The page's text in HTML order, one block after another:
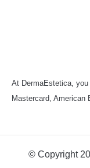
At DermaEstetica,
Mastercard, American
© Copyright